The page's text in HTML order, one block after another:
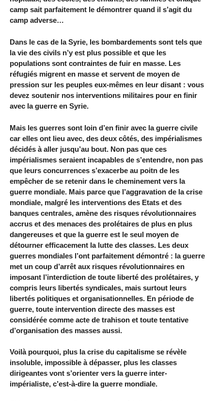
camp sait parfaitement le démontrer quand il s’agit du
camp adverse…
Dans le cas de la Syrie, les bombardements sont tels que
la vie des civils n’y est plus possible et que les
populations sont contraintes de fuir en masse. Les
réfugiés migrent en masse et servent de moyen de
pression sur les peuples eux-mêmes en leur disant : vous
devez soutenir nos interventions militaires pour en finir
avec la guerre en Syrie.
Mais les guerres sont loin d’en finir avec la guerre civile
car elles ont lieu avec, des deux côtés, des impérialismes
décidés à aller jusqu’au bout. Non pas que ces
impérialismes seraient incapables de s’entendre, non pas
que leurs concurrences s’exacerbe au poitn de les
empêcher de se retenir dans le cheminement vers la
guerre mondiale. Mais parce que l’aggravation de la crise
mondiale, malgré les interventions des Etats et des
banques centrales, amène des risques révolutionnaires
accrus et des menaces des prolétaires de plus en plus
dangereuses et que la guerre est le seul moyen de
détourner efficacement la lutte des classes. Les deux
guerres mondiales l’ont parfaitement démontré : la guerre
met un coup d’arrêt aux risques révolutionnaires en
imposant l’interdiction de toute liberté des prolétaires, y
compris leurs libertés syndicales, mais surtout leurs
libertés politiques et organisationnelles. En période de
guerre, toute intervention directe des masses est
considérée comme acte de trahison et toute tentative
d’organisation des masses aussi.
Voilà pourquoi, plus la crise du capitalisme se révèle
insoluble, impossible à dépasser, plus les classes
dirigeantes vont s’orienter vers la guerre inter-
impérialiste, c’est-à-dire la guerre mondiale.